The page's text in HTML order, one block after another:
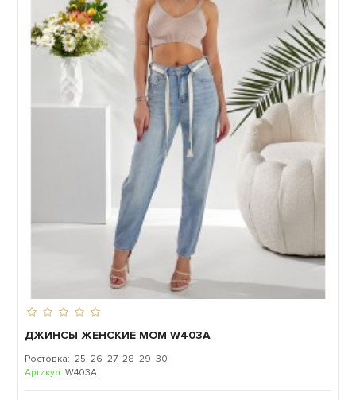
ДЖИНСЫ ЖЕНСКИЕ MOM W403A
Ростовка: 25 26 27 28 29 30
Артикул: W403A